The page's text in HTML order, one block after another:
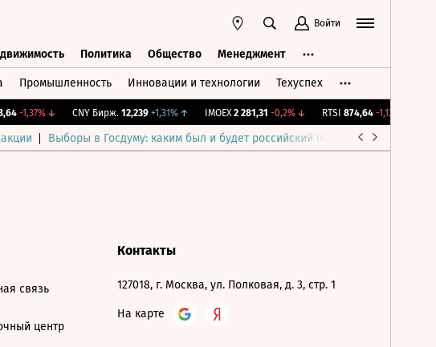
Войти
Политика Общество Менеджмент
Промышленность Инновации и технологии Техуспех
-1,37%↓ CNY Бирж. 12,239 +1,31%↑ IMOEX 2 281,31 -0,2%↓ RTSI 874,64 -1,12%
Выборы в Госдуму: каким был и будет российский парламент
связь
центр
Контакты
127018, г. Москва, ул. Полковая, д. 3, стр. 1
На карте